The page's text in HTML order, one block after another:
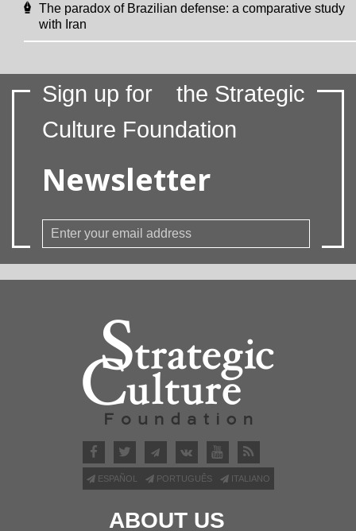
The paradox of Brazilian defense: a comparative study
with Iran
Sign up for
the Strategic
Culture Foundation
Newsletter
ESPAÑOL PORTUGUÊS ITALIANO
ABOUT US